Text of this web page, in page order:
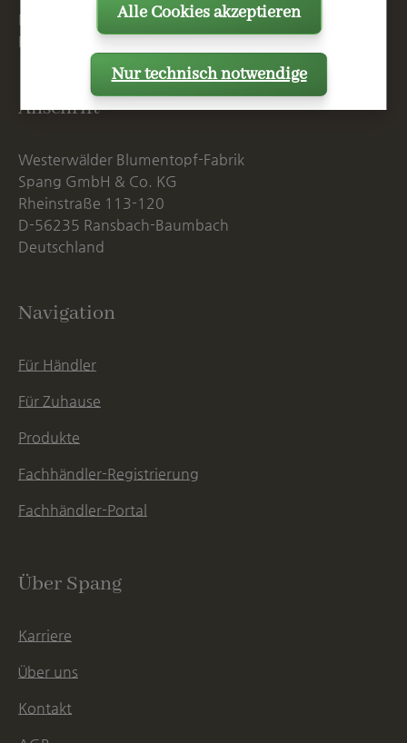
Mo. - Do. 07:15 - 16:00 Uhr
Fr. bis 14:00 Uhr
Anschrift
Westerwälder Blumentopf-Fabrik
Spang GmbH & Co. KG
Rheinstraße 113-120
D-56235 Ransbach-Baumbach
Deutschland
Navigation
Für Händler
Für Zuhause
Produkte
Fachhändler-Registrierung
Fachhändler-Portal
Über Spang
Karriere
Über uns
Kontakt
Nur technisch notwendige
Alle Cookies akzeptieren